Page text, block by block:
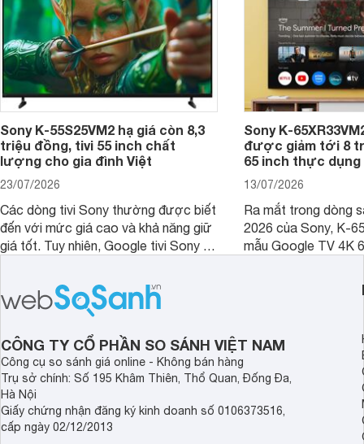
Sony K-55S25VM2 hạ giá còn 8,3
triệu đồng, tivi 55 inch chất
lượng cho gia đình Việt
23/07/2026
Các dòng tivi Sony thường được biết
đến với mức giá cao và khả năng giữ
giá tốt. Tuy nhiên, Google tivi Sony 55
hợp đáng chú ý khi có mức giá dễ
tiếp cận hơn dù mới ra mắt trong năm
Sony K-
được giảm tới 8
65 inch thực
13/07/2026
Ra mắt trong dòng
2026 của Sony, K-
mẫu Google TV 4K
tảng Google TV
nghệ hỗ trợ nâng
CÔNG TY CỔ PHẦN SO SÁNH VIỆT NAM
Công cụ so sánh giá online - Không bán hàng
Trụ sở chính: Số 195 Khâm Thiên, Thổ Quan, Đống Đa,
Hà Nội
Giấy chứng nhận đăng ký kinh doanh số 0106373516,
cấp ngày 02/12/2013